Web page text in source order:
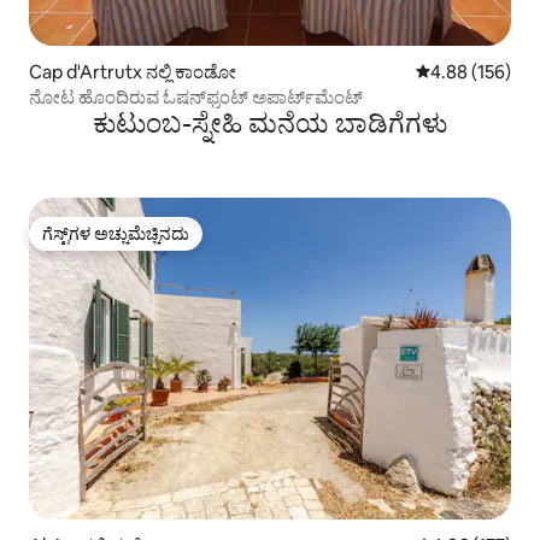
Cap d'Artrutx ನಲ್ಲಿ ಕಾಂಡೋ 5 ರಲ್ಲಿ 4.88
4.88 (156)
ನೋಟ ಹೊಂದಿರುವ ಓಷನ್‌ಫ್ರಂಟ್ ಅಪಾರ್ಟ್‌ಮೆಂಟ್
ಕುಟುಂಬ-ಸ್ನೇಹಿ ಮನೆಯ ಬಾಡಿಗೆಗಳು
ಗೆಸ್ಟ್‌ಗಳ ಅಚ್ಚುಮೆಚ್ಚಿನದು
ಗೆಸ್ಟ್‌ಗಳ ಅಚ್ಚುಮೆಚ್ಚಿನದು